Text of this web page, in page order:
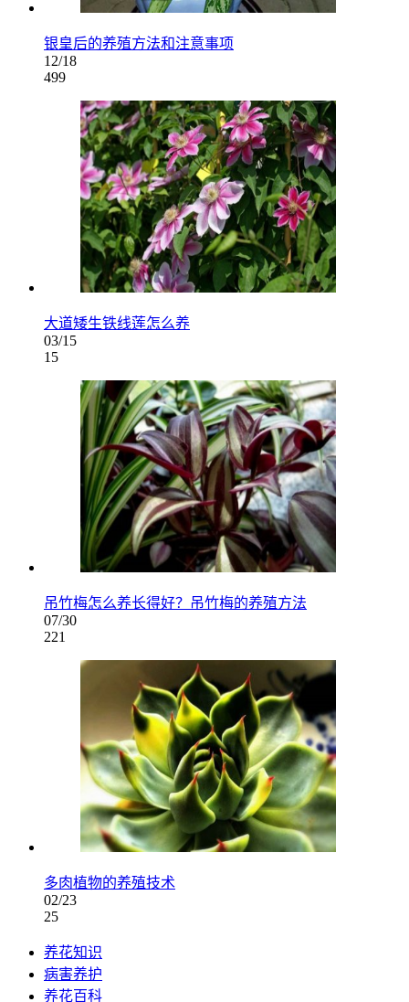
银皇后的养殖方法和注意事项
12/18
499
大道矮生铁线莲怎么养
03/15
15
吊竹梅怎么养长得好？吊竹梅的养殖方法
07/30
221
多肉植物的养殖技术
02/23
25
养花知识
病害养护
养花百科